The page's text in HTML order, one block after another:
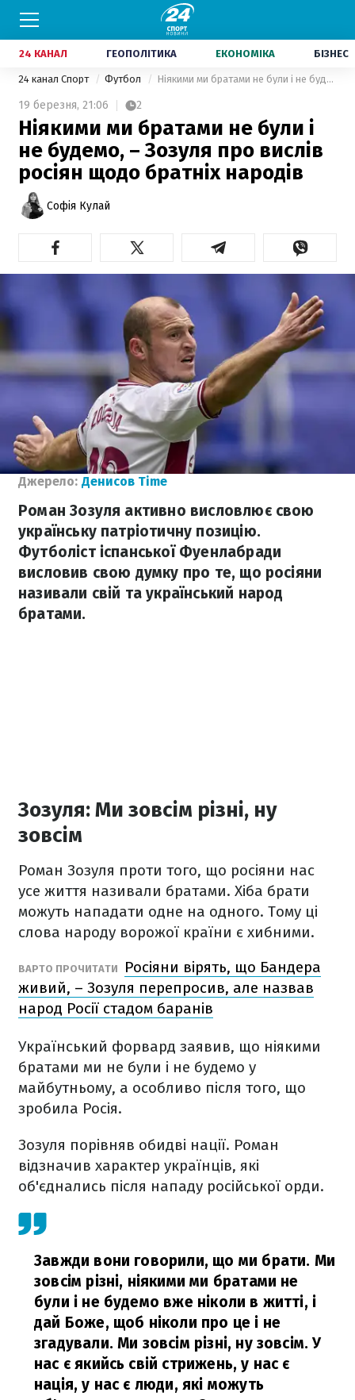
24 КАНАЛ ГЕОПОЛІТИКА ЕКОНОМІКА БІЗНЕС
24 канал Спорт Футбол Ніякими ми братами не були і не будемо, – Зозуля про вислів росіян щодо братніх народів
19 березня, 21:06 2
Ніякими ми братами не були і
не будемо, – Зозуля про вислів
росіян щодо братніх народів
Софія Кулай
Джерело: Денисов Time
Роман Зозуля активно висловлює свою
українську патріотичну позицію.
Футболіст іспанської Фуенлабради
висловив свою думку про те, що росіяни
називали свій та український народ
братами.
Зозуля: Ми зовсім різні, ну
зовсім
Роман Зозуля проти того, що росіяни нас
усе життя називали братами. Хіба брати
можуть нападати одне на одного. Тому ці
слова народу ворожої країни є хибними.
ВАРТО ПРОЧИТАТИ
Росіяни вірять, що Бандера
живий, – Зозуля перепросив, але назвав
народ Росії стадом баранів
Український форвард заявив, що ніякими
братами ми не були і не будемо у
майбутньому, а особливо після того, що
зробила Росія.
Зозуля порівняв обидві нації. Роман
відзначив характер українців, які
об'єднались після нападу російської орди.
Завжди вони говорили, що ми брати. Ми
зовсім різні, ніякими ми братами не
були і не будемо вже ніколи в житті, і
дай Боже, щоб ніколи про це і не
згадували. Ми зовсім різні, ну зовсім. У
нас є якийсь свій стрижень, у нас є
нація, у нас є люди, які можуть